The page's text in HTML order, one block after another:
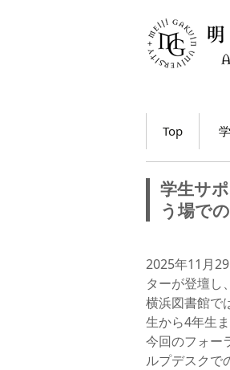
テ
ン
へ
動
Top
法
学生サ
う場で
2025年11月
ターが登壇し
横浜図書館で
生から4年生
今回のフォー
ルプデスクで